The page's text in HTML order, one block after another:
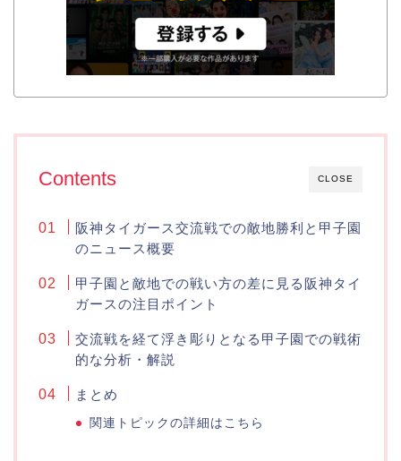
CLOSE
Contents
阪神タイガース交流戦での敵地勝利と甲子園
のニュース概要
甲子園と敵地での戦い方の差に見る阪神タイ
ガースの注目ポイント
交流戦を経て浮き彫りとなる甲子園での戦術
的な分析・解説
まとめ
関連トピックの詳細はこちら